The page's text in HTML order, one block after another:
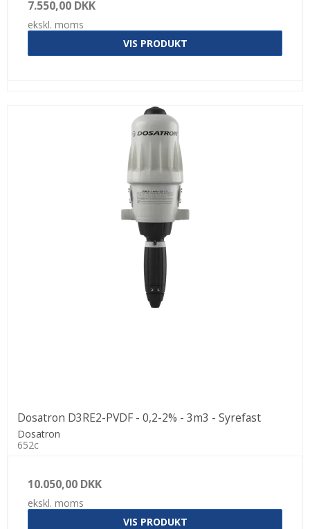
7.550,00 DKK
ekskl. moms
VIS PRODUKT
Dosatron D3RE2-PVDF - 0,2-2% - 3m3 - Syrefast
Dosatron
652c
10.050,00 DKK
ekskl. moms
VIS PRODUKT